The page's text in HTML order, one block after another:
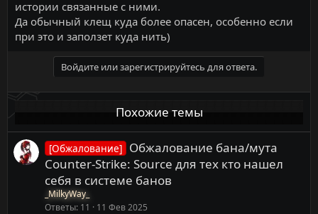
истории связанные с ними.
Да обычный клещ куда более опасен, особенно если
при это и заползет куда нить)
Войдите или зарегистрируйтесь для ответа.
Похожие темы
[Обжалование] Обжалование бана/мута
Counter-Strike: Source для тех кто нашел
себя в системе банов
_MilkyWay_
Ответы 11 11 Фев 2025